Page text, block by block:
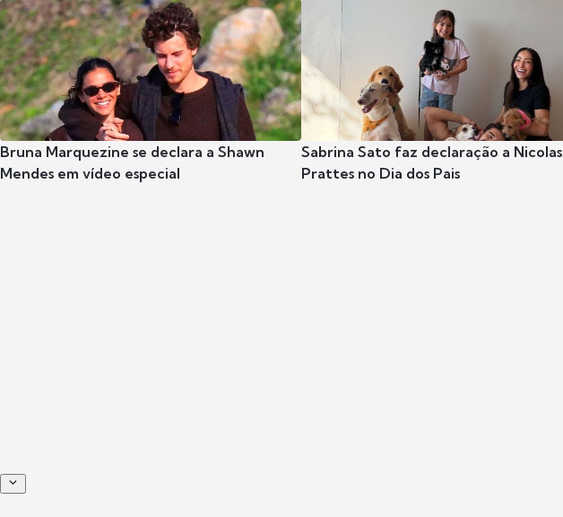
Bruna Marquezine se declara a Shawn
Mendes em vídeo especial
Sabrina Sato faz declaração a Nicolas
Prattes no Dia dos Pais